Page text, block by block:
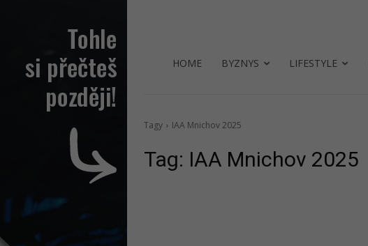
HOME BYZNYS LIFESTYLE
Tagy IAA Mnichov 2025
Tag: IAA Mnichov 2025